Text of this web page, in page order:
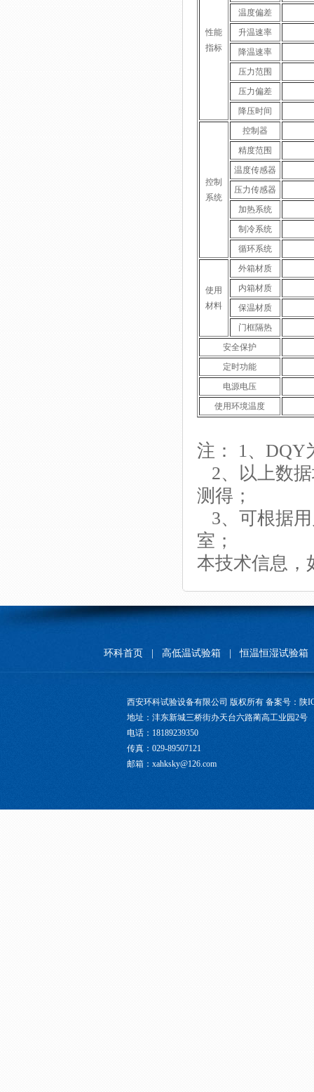
性能
指标
温度偏差
升温速率
降温速率
压力范围
压力偏差
降压时间
控制
系统
控制器
精度范围
温度传感器
压力传感器
加热系统
制冷系统
循环系统
使用
材料
外箱材质
内箱材质
保温材质
门框隔热
安全保护
定时功能
电源电压
使用环境温度
注： 1、DQY
2、以上数
测得；
3、可根据
室；
本技术信息，
环科首页 高低温试验箱 恒温恒湿试验箱
西安环科试验设备有限公司 版权所有 备案号： 陕
地址：沣东新城三桥街办天台六路蔺高工业园2号
电话：18189239350
传真：029-89507121
邮箱：xahksky@126.com